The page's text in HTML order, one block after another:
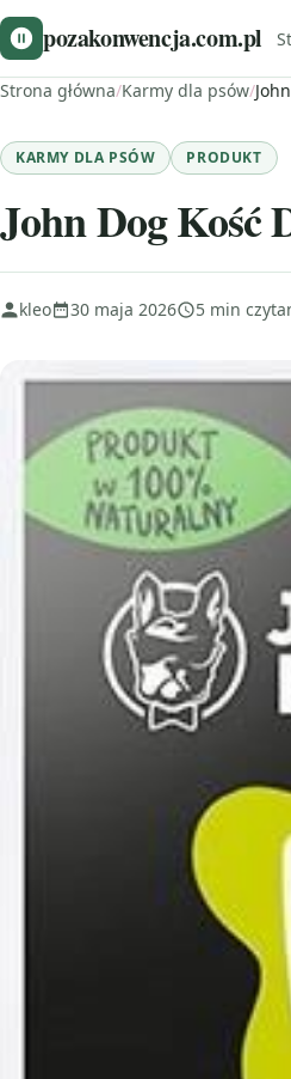
pozakonwencja.com.pl
Strona główna/Karmy dla psów/
KARMY DLA PSÓW PRODUKT
John Dog Kość
kleo 30 maja 2026 5 min